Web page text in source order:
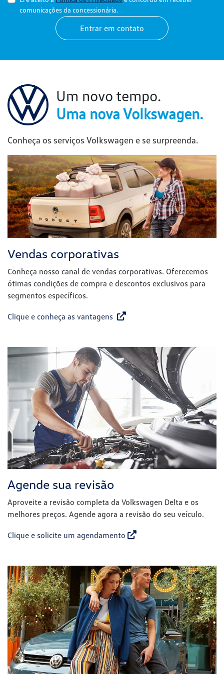
comunicações da concessionária.
Entrar em contato
Um novo tempo.
Uma nova Volkswagen.
Conheça os serviços Volkswagen e se surpreenda.
Vendas corporativas
Conheça nosso canal de vendas corporativas. Oferecemos
ótimas condições de compra e descontos exclusivos para
segmentos específicos.
Clique e conheça as vantagens
Agende sua revisão
Aproveite a revisão completa da Volkswagen Delta e os
melhores preços. Agende agora a revisão do seu veículo.
Clique e solicite um agendamento